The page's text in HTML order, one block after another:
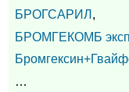
БРОГСАРИЛ ,
БРОМГЕКОМБ
…